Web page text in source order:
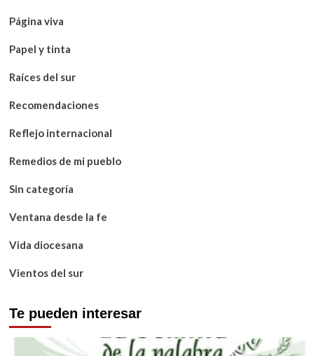
Página viva
Papel y tinta
Raíces del sur
Recomendaciones
Reflejo internacional
Remedios de mi pueblo
Sin categoría
Ventana desde la fe
Vida diocesana
Vientos del sur
Te pueden interesar